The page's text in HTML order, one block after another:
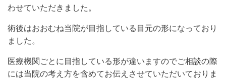
わせていただきました。
術後はおおむね当院が目指している目元の形になっており
ました。
医療機関ごとに目指している形が違いますのでご相談の際
には当院の考え方を含めてお伝えさせていただいておりま